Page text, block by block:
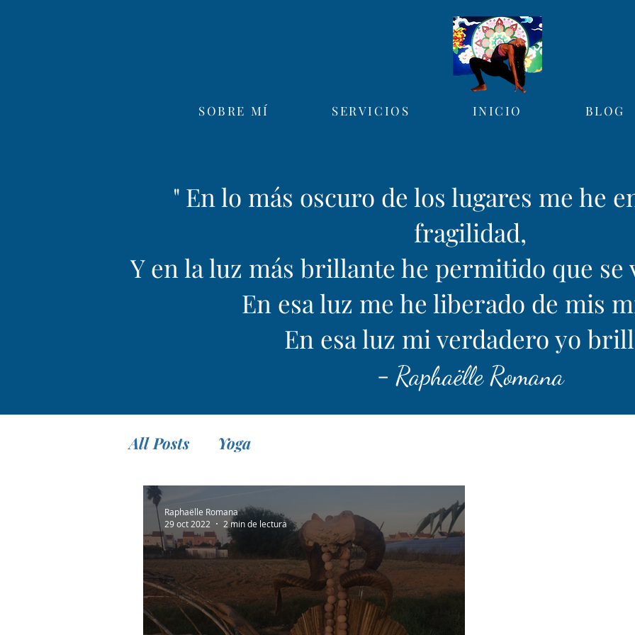
SOBRE MÍ SERVICIOS INICIO BLOG
" En lo más oscuro de los lugares me he
fragilidad,
Y en la luz más brillante he permitido que
En esa luz me he liberado de mis
En esa luz mi verdadero yo
- Raphaëlle Romana
All Posts Yoga
Raphaëlle Romana
29 oct 2022
2 min de lectura